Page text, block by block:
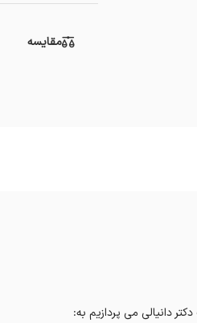
مقایسه
دانیالی می پردازیم به: